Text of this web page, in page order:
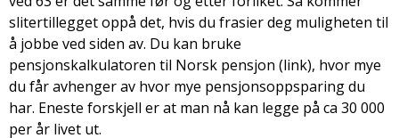
slitertillegget oppå det, hvis du frasier deg muligheten til
å jobbe ved siden av. Du kan bruke
pensjonskalkulatoren til Norsk pensjon (link), hvor mye
du får avhenger av hvor mye pensjonsoppsparing du
har. Eneste forskjell er at man nå kan legge på ca 30 000
per år livet ut.